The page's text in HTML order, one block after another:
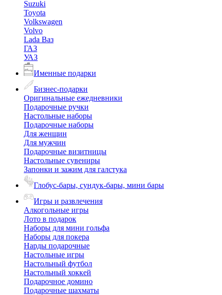
Suzuki
Toyota
Volkswagen
Volvo
Lada Ваз
ГАЗ
УАЗ
Именные подарки
Бизнес-подарки
Оригинальные ежедневники
Подарочные ручки
Настольные наборы
Подарочные наборы
Для женщин
Для мужчин
Подарочные визитницы
Настольные сувениры
Запонки и зажим для галстука
Глобус-бары, сундук-бары, мини бары
Игры и развлечения
Алкогольные игры
Лото в подарок
Наборы для мини гольфа
Наборы для покера
Нарды подарочные
Настольные игры
Настольный футбол
Настольный хоккей
Подарочное домино
Подарочные шахматы